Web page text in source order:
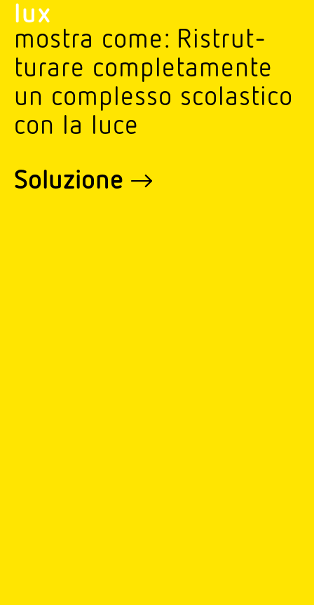
lux
mostra come: Ristrut­
turare comple­ta­mente
un complesso scola­stico
con la luce
Soluzione